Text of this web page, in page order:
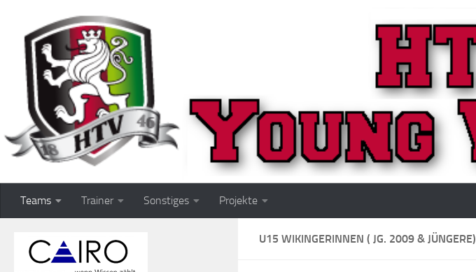
Zum Inhalt springen
Teams Trainer Sonstiges Projekte
U15 WIKINGERINNEN ( JG. 2009 & JÜNGERE)